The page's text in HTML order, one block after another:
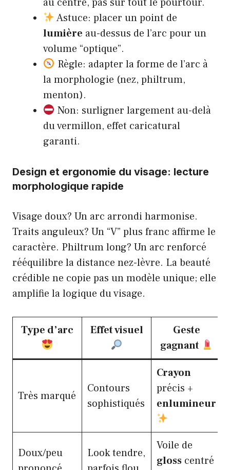
Astuce: placer un point de
lumière au-dessus de l’arc pour un
volume “optique”.
Règle: adapter la forme de l’arc à
la morphologie (nez, philtrum,
menton).
Non: surligner largement au-delà
du vermillon, effet caricatural
garanti.
Design et ergonomie du visage: lecture
morphologique rapide
Visage doux? Un arc arrondi harmonise.
Traits anguleux? Un “V” plus franc affirme le
caractère. Philtrum long? Un arc renforcé
rééquilibre la distance nez-lèvre. La beauté
crédible ne copie pas un modèle unique; elle
amplifie la logique du visage.
Type d’arc Effet visuel
Geste
gagnant
Très marqué
Contours
sophistiqués
Crayon
précis +
enlumineur
Doux/peu
Look tendre,
Voile de
gloss centré